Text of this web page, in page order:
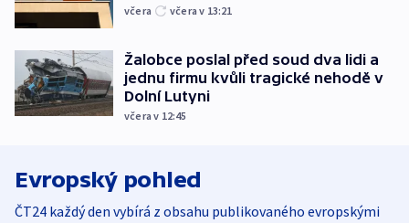
včera včera v 13:21
Žalobce poslal před soud dva lidi a
jednu firmu kvůli tragické nehodě v
Dolní Lutyni
včera v 12:45
Evropský pohled
ČT24 každý den vybírá z obsahu publikovaného evropskými